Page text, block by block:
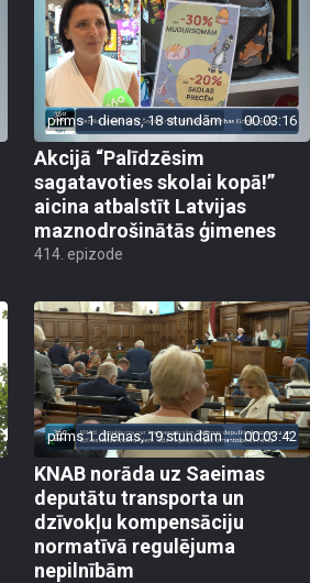
pirms 1 dienas, 18 stundām 00:03:16
Akcijā “Palīdzēsim
sagatavoties skolai kopā!”
aicina atbalstīt Latvijas
maznodrošinātās ģimenes
414. epizode
pirms 1 dienas, 19 stundām 00:03:42
KNAB norāda uz Saeimas
deputātu transporta un
dzīvokļu kompensāciju
normatīvā regulējuma
nepilnībām